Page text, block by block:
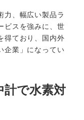
力、幅広い製品ラ
ビスを強みに、世
得ており、国内外
企業」になってい
計で水素対